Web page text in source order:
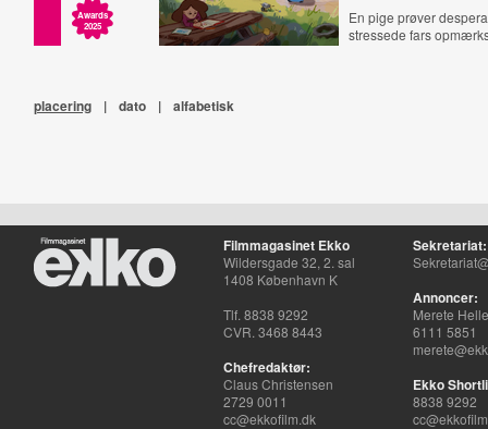
Awards
2025
En pige prøver
stressede fars
placering | dato | alfabetisk
Filmmagasinet Ekko
Wildersgade 32, 2. sal
1408 København K
Tlf. 8838 9292
CVR. 3468 8443
Chefredaktør:
Claus Christensen
2729 0011
cc@ekkofilm.dk
Sekretariat:
Annoncer:
Merete
6111 5851
Ekko
8838 9292